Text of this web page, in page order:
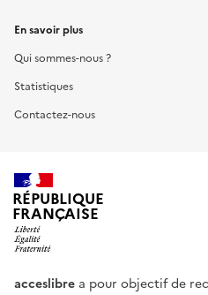
En savoir plus
Qui sommes-nous ?
Statistiques
Contactez-nous
RÉPUBLIQUE
FRANÇAISE
acceslibre a pour objectif de